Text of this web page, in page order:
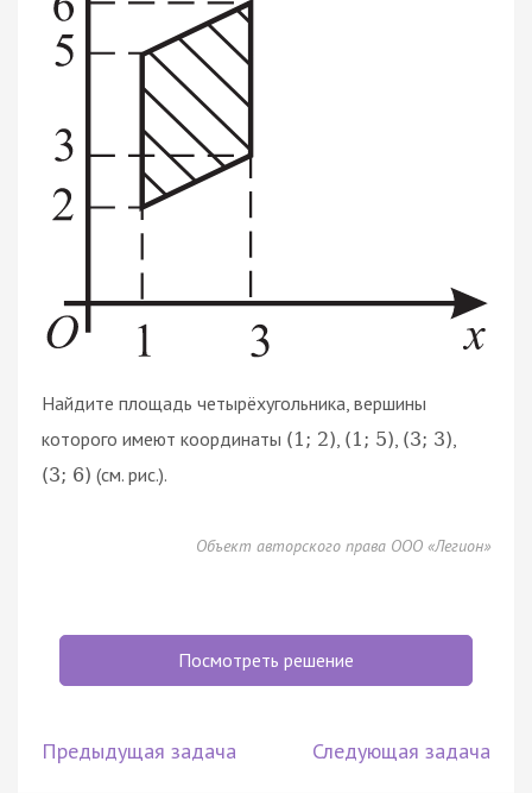
Найдите площадь четырёхугольника, вершины
которого имеют координаты (1 ; 2) (1 ; 5) (3; 3)
(3; 6) (см. рис.).
Объект авторского права ООО «Легион»
Посмотреть решение
Предыдущая задача Следующая задача